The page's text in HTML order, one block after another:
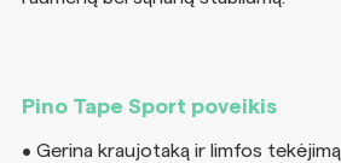
Pino Tape Sport poveikis
• Gerina kraujotaką ir limfos tekėjimą